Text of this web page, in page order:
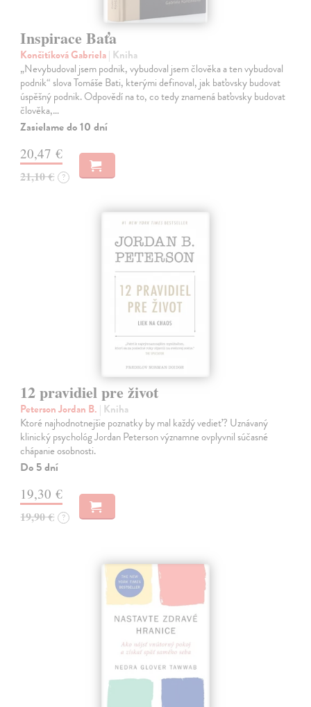
Inspirace Baťa
Končitíková Gabriela| Kniha
„Nevybudoval jsem podnik, vybudoval jsem člověka a ten vybudoval
podnik“ slova Tomáše Bati, kterými definoval, jak baťovsky budovat
úspěšný podnik. Odpovědí na to, co tedy znamená baťovsky budovat
člověka,…
Zasielame do 10 dní
20,47 €
21,10 € ?
12 pravidiel pre život
Peterson Jordan B. | Kniha
Ktoré najhodnotnejšie poznatky by mal každý vedieť? Uznávaný
klinický psychológ Jordan Peterson významne ovplyvnil súčasné
chápanie osobnosti.
Do 5 dní
19,30 €
19,90 € ?